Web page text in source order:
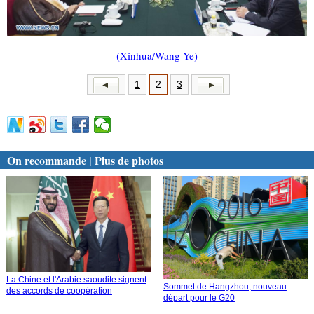
(Xinhua/Wang Ye)
1 2 3
On recommande | Plus de photos
La Chine et l'Arabie saoudite signent
des accords de coopération
Sommet de Hangzhou, nouveau
départ pour le G20